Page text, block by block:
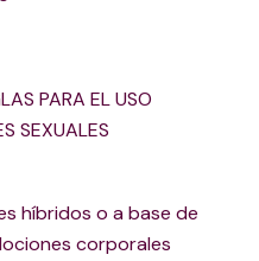
PARA EL USO
SEXUALES
híbridos o a base de
corporales